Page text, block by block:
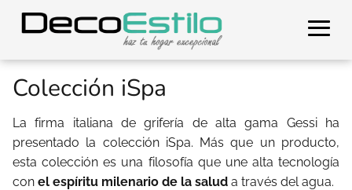
Colección iSpa
La firma italiana de grifería de alta gama Gessi ha
presentado la colección iSpa. Más que un producto,
esta colección es una filosofía que une alta tecnología
con el espíritu milenario de la salud a través del agua.